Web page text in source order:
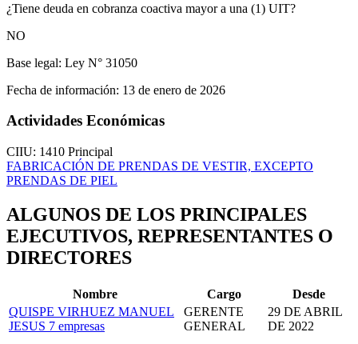
¿Tiene deuda en cobranza coactiva mayor a una (1) UIT?
NO
Base legal: Ley N° 31050
Fecha de información: 13 de enero de 2026
Actividades Económicas
CIIU: 1410 Principal
FABRICACIÓN DE PRENDAS DE VESTIR, EXCEPTO
PRENDAS DE PIEL
ALGUNOS DE LOS PRINCIPALES
EJECUTIVOS, REPRESENTANTES O
DIRECTORES
Nombre Cargo
Desde
QUISPE VIRHUEZ MANUEL
JESUS 7 empresas
GERENTE
GENERAL
29 DE ABRIL
DE 2022